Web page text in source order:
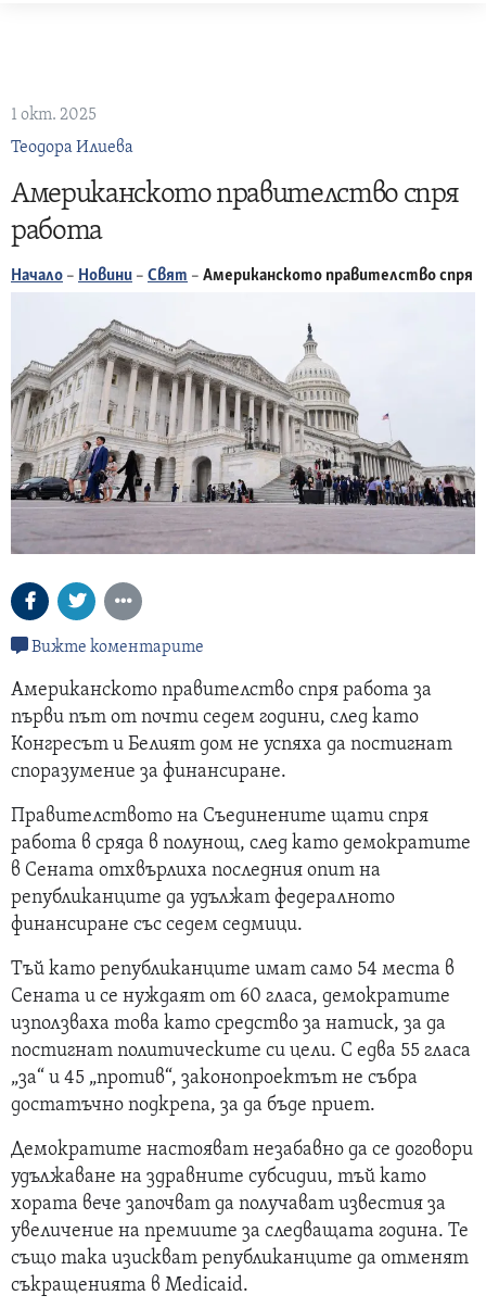
1 окт. 2025
Теодора Илиева
Американското правителство спря
работа
Начало – Новини – Свят – Американското правителство спря
Вижте коментарите
Американското правителство спря работа за
първи път от почти седем години, след като
Конгресът и Белият дом не успяха да постигнат
споразумение за финансиране.
Правителството на Съединените щати спря
работа в сряда в полунощ, след като демократите
в Сената отхвърлиха последния опит на
републиканците да удължат федералното
финансиране със седем седмици.
Тъй като републиканците имат само 54 места в
Сената и се нуждаят от 60 гласа, демократите
използваха това като средство за натиск, за да
постигнат политическите си цели. С едва 55 гласа
„за“ и 45 „против“, законопроектът не събра
достатъчно подкрепа, за да бъде приет.
Демократите настояват незабавно да се договори
удължаване на здравните субсидии, тъй като
хората вече започват да получават известия за
увеличение на премиите за следващата година. Те
също така изискват републиканците да отменят
съкращенията в Medicaid.